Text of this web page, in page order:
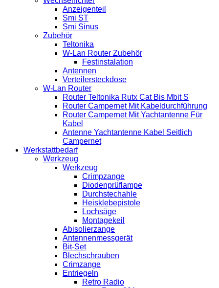
Anzeigenteil
Smi ST
Smi Sinus
Zubehör
Teltonika
W-Lan Router Zubehör
Festinstalation
Antennen
Verteilersteckdose
W-Lan Router
Router Teltonika Rutx Cat Bis Mbit S
Router Campernet Mit Kabeldurchführung
Router Campernet Mit Yachtantenne Für
Kabel
Antenne Yachtantenne Kabel Seitlich
Campernet
Werkstattbedarf
Werkzeug
Werkzeug
Crimpzange
Diodenprüflampe
Durchstechahle
Heisklebepistole
Lochsäge
Montagekeil
Abisolierzange
Antennenmessgerät
Bit-Set
Blechschrauben
Crimzange
Entriegeln
Retro Radio